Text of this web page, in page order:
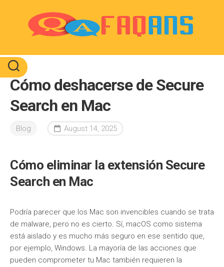
Cómo deshacerse de Secure
Search en Mac
Blog August 14, 2025
Cómo eliminar la extensión Secure
Search en Mac
Podría parecer que los Mac son invencibles cuando se trata
de malware, pero no es cierto. Sí, macOS como sistema
está aislado y es mucho más seguro en ese sentido que,
por ejemplo, Windows. La mayoría de las acciones que
pueden comprometer tu Mac también requieren la